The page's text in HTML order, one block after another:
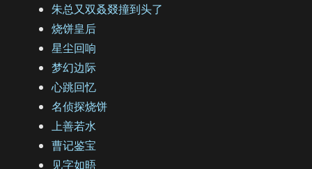
朱总又双叒叕撞到头了
烧饼皇后
星尘回响
梦幻边际
心跳回忆
名侦探烧饼
上善若水
曹记鉴宝
见字如晤